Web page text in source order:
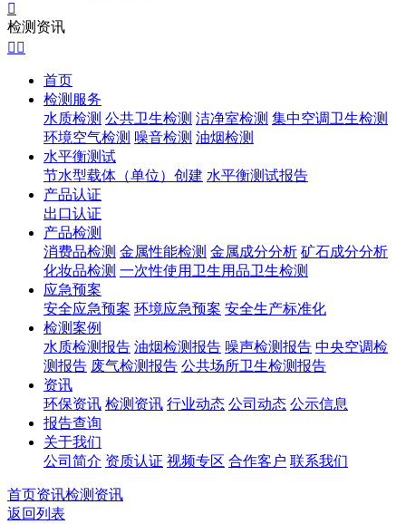

检测资讯
 
首页
检测服务
水质检测 公共卫生检测 洁净室检测 集中空调卫生检测
环境空气检测 噪音检测 油烟检测
水平衡测试
节水型载体（单位）创建 水平衡测试报告
产品认证
出口认证
产品检测
消费品检测 金属性能检测 金属成分分析 矿石成分分析
化妆品检测 一次性使用卫生用品卫生检测
应急预案
安全应急预案 环境应急预案 安全生产标准化
检测案例
水质检测报告 油烟检测报告 噪声检测报告 中央空调检
测报告 废气检测报告 公共场所卫生检测报告
资讯
环保资讯 检测资讯 行业动态 公司动态 公示信息
报告查询
关于我们
公司简介 资质认证 视频专区 合作客户 联系我们
首页资讯检测资讯
返回列表